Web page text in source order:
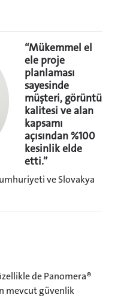
“Mükemmel el
ele proje
planlaması
sayesinde
müşteri, görüntü
kalitesi ve alan
kapsamı
açısından %100
kesinlik elde
etti.”
ve Slovakya
de Panomera®
mevcut güvenlik